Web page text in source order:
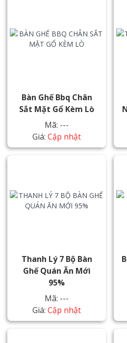
Bàn Ghế Bbq Chân
Sắt Mặt Gổ Kèm Lò
Mã: ---
Giá: Cập nhật
Thanh Lý 7 Bộ Bàn
Ghế Quán Ăn Mới
95%
Mã: ---
Giá: Cập nhật